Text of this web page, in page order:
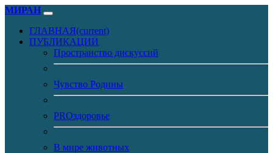
МИРАН
ГЛАВНАЯ(current)
ПУБЛИКАЦИИ
Пространство дискуссий
Чувство Родины
PROздоровье
В мире животных